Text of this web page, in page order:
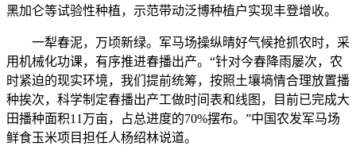
黑加仑等试验性种植，示范带动泛博种植户实现丰登增收。
一犁春泥，万顷新绿。军马场操纵晴好气候抢抓农时，采
用机械化功课，有序推进春播出产。“针对今春降雨屡次，农
时紧迫的现实环境，我们提前统筹，按照土壤墒情合理放置播
种挨次，科学制定春播出产工做时间表和线图，目前已完成大
田播种面积11万亩，占总进度的70%摆布。”中国农发军马场
鲜食玉米项目担任人杨绍林说道。